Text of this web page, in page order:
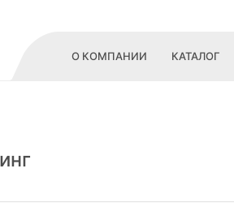
О КОМПАНИИ КАТАЛОГ